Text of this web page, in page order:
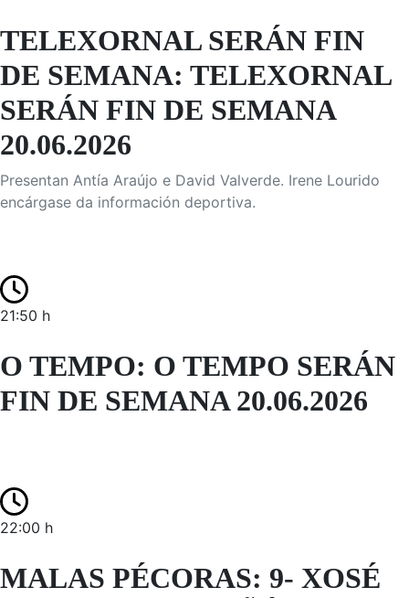
TELEXORNAL SERÁN FIN
DE SEMANA: TELEXORNAL
SERÁN FIN DE SEMANA
20.06.2026
Presentan Antía Araújo e David Valverde. Irene Lourido
encárgase da información deportiva.
21:50 h
O TEMPO: O TEMPO SERÁN
FIN DE SEMANA 20.06.2026
22:00 h
MALAS PÉCORAS: 9- XOSÉ